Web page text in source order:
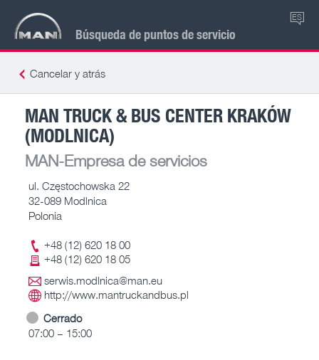
Búsqueda de puntos de servicio
ES
Cancelar y atrás
MAN TRUCK & BUS CENTER KRAKÓW
(MODLNICA)
MAN-Empresa de servicios
ul. Częstochowska 22
32-089 Modlnica
Polonia
+48 (12) 620 18 00
+48 (12) 620 18 05
serwis.modlnica@man.eu
http://www.mantruckandbus.pl
Cerrado
07:00 – 15:00